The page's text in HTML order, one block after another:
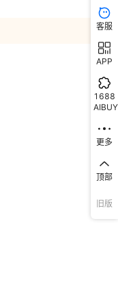
客服
APP
1688
AIBUY
更多
顶部
旧版